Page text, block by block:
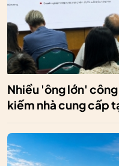
Nhiều 'ông lớn'
kiếm nhà cung cấp